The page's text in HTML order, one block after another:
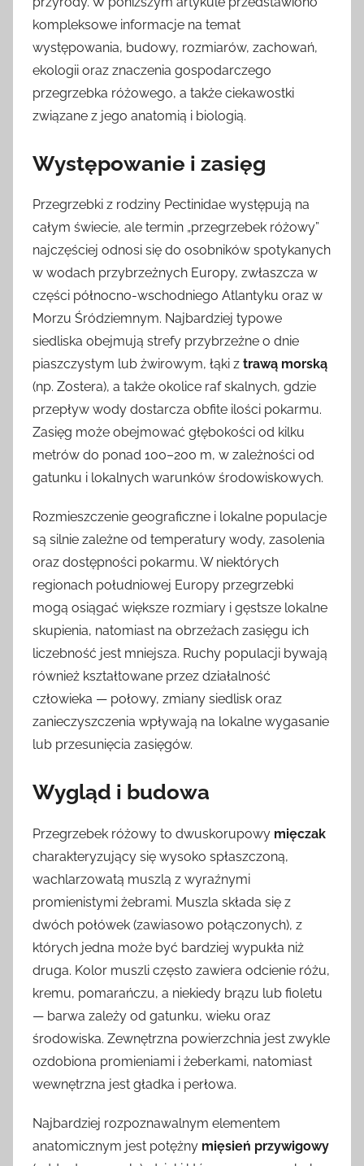
kompleksowe informacje na temat
występowania, budowy, rozmiarów, zachowań,
ekologii oraz znaczenia gospodarczego
przegrzebka różowego, a także ciekawostki
związane z jego anatomią i biologią.
Występowanie i zasięg
Przegrzebki z rodziny Pectinidae występują na
całym świecie, ale termin „przegrzebek różowy”
najczęściej odnosi się do osobników spotykanych
w wodach przybrzeżnych Europy, zwłaszcza w
części północno-wschodniego Atlantyku oraz w
Morzu Śródziemnym. Najbardziej typowe
siedliska obejmują strefy przybrzeżne o dnie
piaszczystym lub żwirowym, łąki z trawą morską
(np. Zostera), a także okolice raf skalnych, gdzie
przepływ wody dostarcza obfite ilości pokarmu.
Zasięg może obejmować głębokości od kilku
metrów do ponad 100–200 m, w zależności od
gatunku i lokalnych warunków środowiskowych.
Rozmieszczenie geograficzne i lokalne populacje
są silnie zależne od temperatury wody, zasolenia
oraz dostępności pokarmu. W niektórych
regionach południowej Europy przegrzebki
mogą osiągać większe rozmiary i gęstsze lokalne
skupienia, natomiast na obrzeżach zasięgu ich
liczebność jest mniejsza. Ruchy populacji bywają
również kształtowane przez działalność
człowieka — połowy, zmiany siedlisk oraz
zanieczyszczenia wpływają na lokalne wygasanie
lub przesunięcia zasięgów.
Wygląd i budowa
Przegrzebek różowy to dwuskorupowy mięczak
charakteryzujący się wysoko spłaszczoną,
wachlarzowatą muszlą z wyraźnymi
promienistymi żebrami. Muszla składa się z
dwóch połówek (zawiasowo połączonych), z
których jedna może być bardziej wypukła niż
druga. Kolor muszli często zawiera odcienie różu,
kremu, pomarańczu, a niekiedy brązu lub fioletu
— barwa zależy od gatunku, wieku oraz
środowiska. Zewnętrzna powierzchnia jest zwykle
ozdobiona promieniami i żeberkami, natomiast
wewnętrzna jest gładka i perłowa.
Najbardziej rozpoznawalnym elementem
anatomicznym jest potężny mięsień przywigowy